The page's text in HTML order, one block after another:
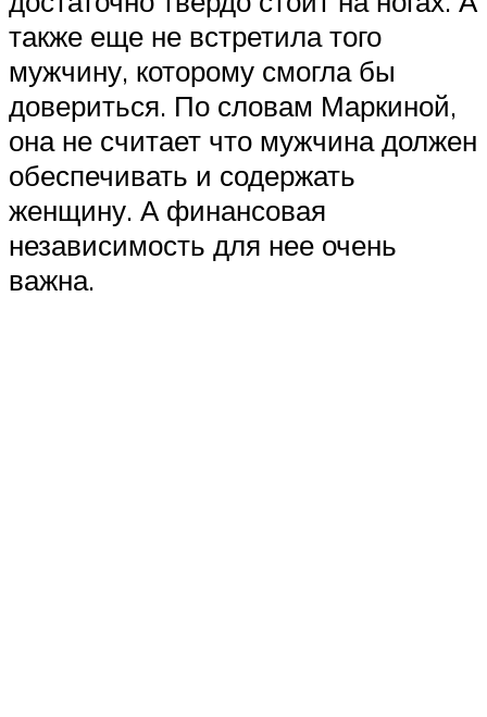
также еще не встретила того
мужчину, которому смогла бы
довериться. По словам Маркиной,
она не считает что мужчина должен
обеспечивать и содержать
женщину. А финансовая
независимость для нее очень
важна.